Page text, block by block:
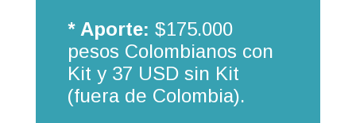
* Aporte: $175.000
pesos Colombianos con
Kit y 37 USD sin Kit
(fuera de Colombia).